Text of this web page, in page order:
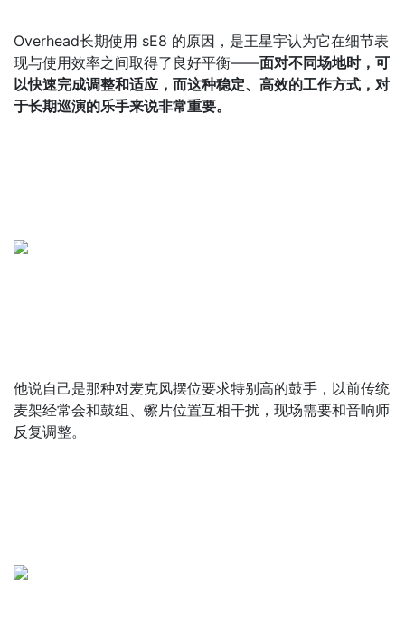
Overhead长期使用 sE8 的原因，是王星宇认为它在细节表
现与使用效率之间取得了良好平衡——面对不同场地时，可
以快速完成调整和适应，而这种稳定、高效的工作方式，对
于长期巡演的乐手来说非常重要。
他说自己是那种对麦克风摆位要求特别高的鼓手，以前传统
麦架经常会和鼓组、镲片位置互相干扰，现场需要和音响师
反复调整。